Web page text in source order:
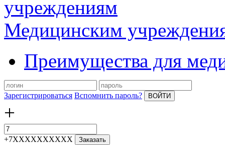
Медицинским
Преимущества для
Зарегистрироваться Вспомнить пароль? ВОЙТИ
+
+7XXXXXXXXXX Заказать